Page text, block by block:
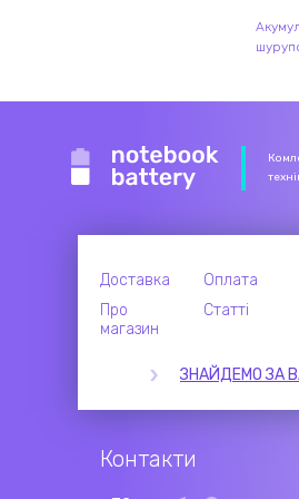
Доставка Оплата
Про
магазин
Статті
ЗНАЙДЕМО ЗА
Контакти